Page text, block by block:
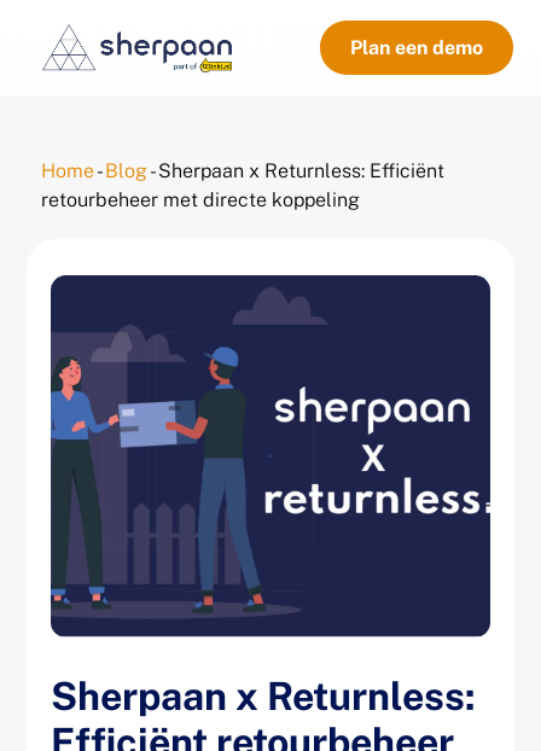
Plan een demo
Home-Blog-Sherpaan x Returnless: Efficiënt
retourbeheer met directe koppeling
Sherpaan x Returnless:
Efficiënt retourbeheer